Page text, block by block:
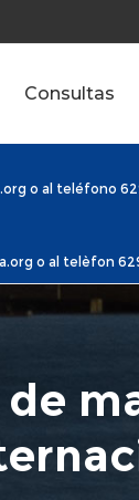
Consultas
o al teléfono
o al telèfon